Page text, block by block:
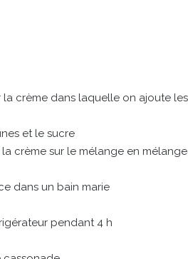
crème dans laquelle on ajoute
et le sucre
crème sur le mélange en
dans un bain marie
pendant 4 h